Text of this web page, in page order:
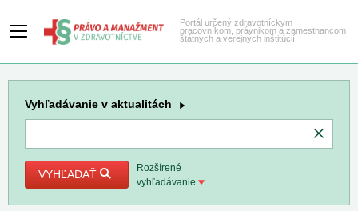
Portál určený zdravotníckym
pracovníkom, právnikom a zamestnancom
štátnych a verejných inštitúcií
Vyhľadávanie v aktualitách
VYHĽADAŤ
Rozšírené
vyhľadávanie